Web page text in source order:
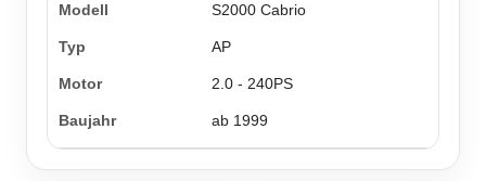
S2000 Cabrio
AP
2.0 - 240PS
ab 1999